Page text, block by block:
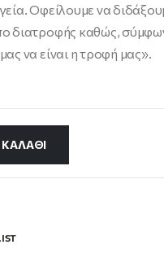
Οφείλουμε να
διατροφής καθώς,
να είναι η τροφή μας».